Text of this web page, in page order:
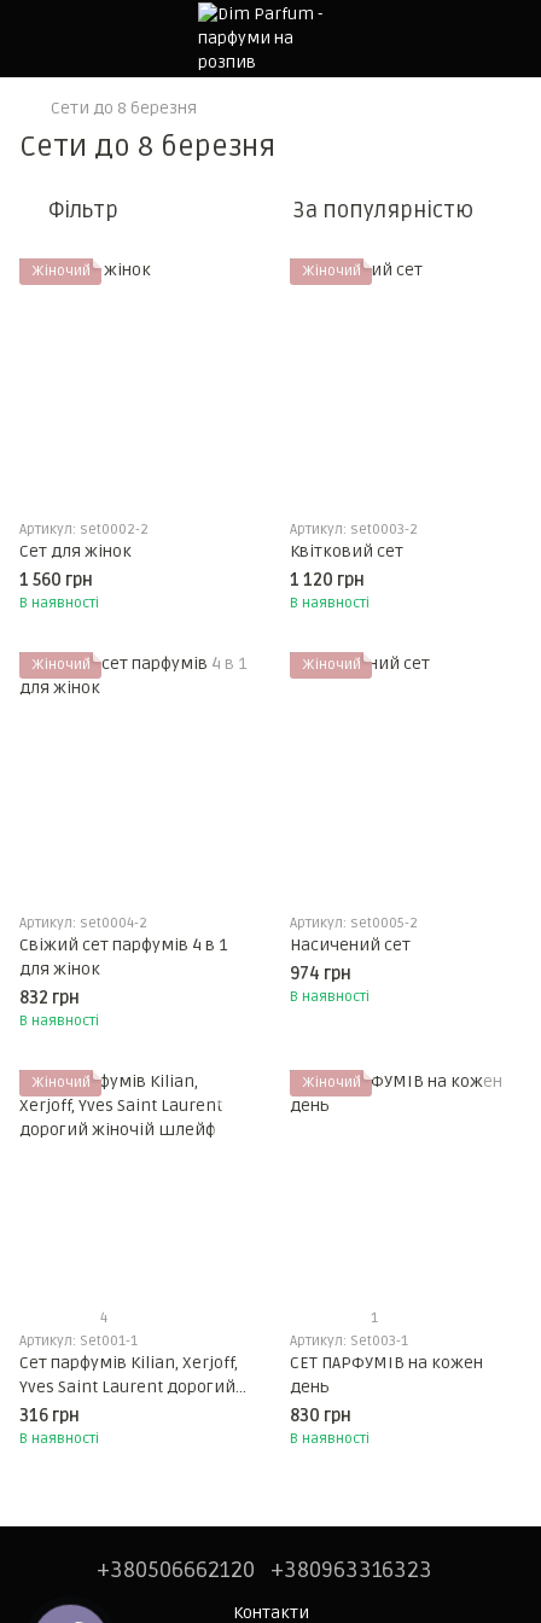
Cети до 8 березня
Cети до 8 березня
Фільтр За популярністю
Жіночий
Артикул: set0002-2
Сет для жінок
1 560 грн
В наявності
Жіночий
Артикул: set0003-2
Квітковий сет
1 120 грн
В наявності
Жіночий
Артикул: set0004-2
Свіжий сет парфумів 4 в 1
для жінок
832 грн
В наявності
Жіночий
Артикул: set0005-2
Насичений сет
974 грн
В наявності
Жіночий
4
Артикул: Set001-1
Сет парфумів Kilian, Xerjoff,
Yves Saint Laurent дорогий
жіночій шлейф
316 грн
В наявності
Жіночий
1
Артикул: Set003-1
СЕТ ПАРФУМІВ на кожен
день
830 грн
В наявності
+380506662120 +380963316323
Контакти